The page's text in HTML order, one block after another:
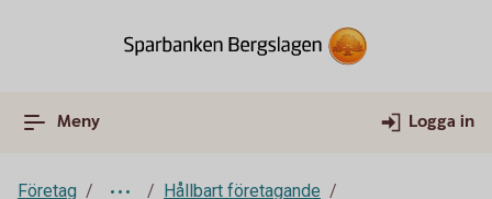
Meny Logga in
Företag
Hållbart företagande